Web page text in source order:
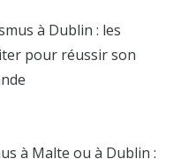
à Dublin : les
pour réussir son
à Malte ou à Dublin :